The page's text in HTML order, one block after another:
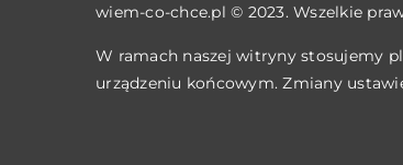
wiem-co-chce.pl © 2023. Wszelkie
W ramach naszej witryny stosujemy
urządzeniu końcowym. Zmiany